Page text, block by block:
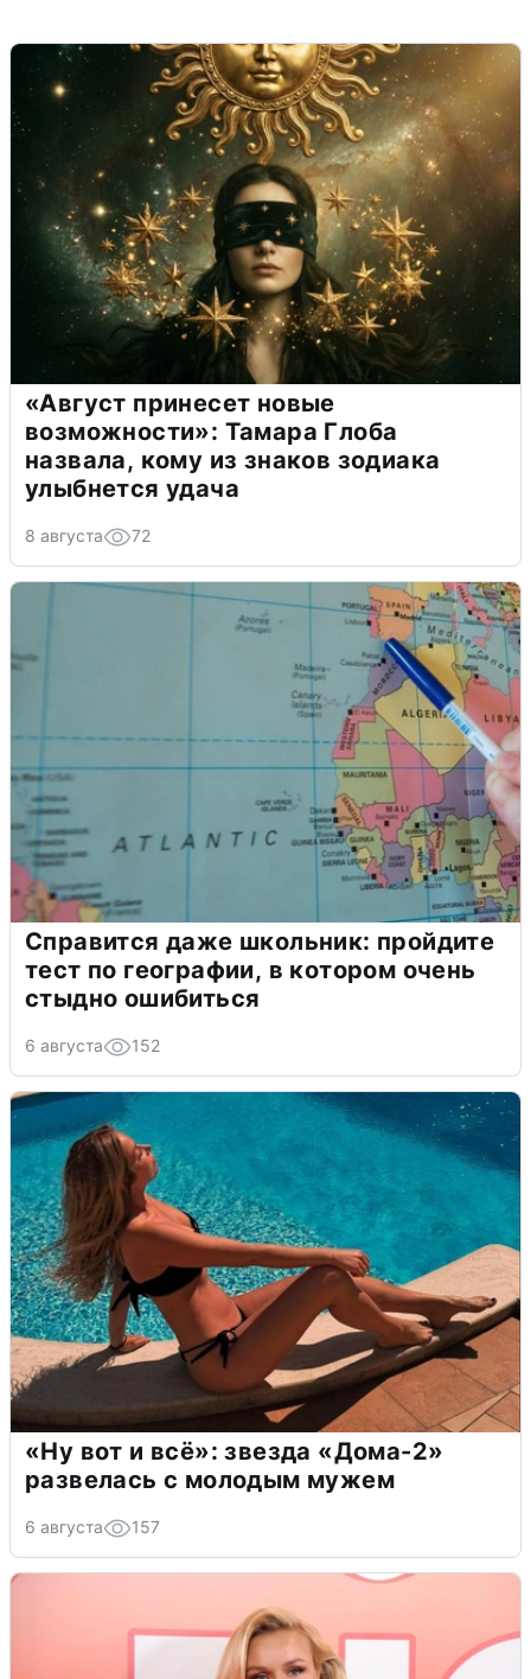
«Август принесет новые
возможности»: Тамара Глоба
назвала, кому из знаков зодиака
улыбнется удача
8 августа 72
Справится даже школьник: пройдите
тест по географии, в котором очень
стыдно ошибиться
6 августа 152
«Ну вот и всё»: звезда «Дома-2»
развелась с молодым мужем
6 августа 157